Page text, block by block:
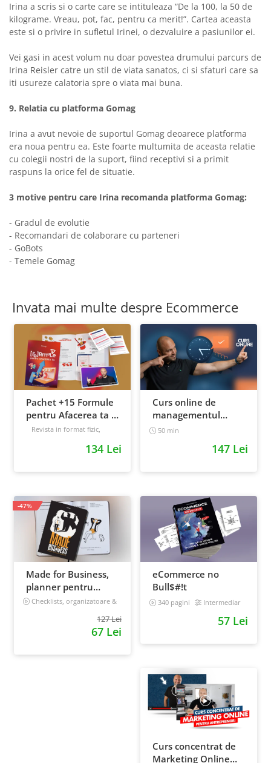
Irina a scris si o carte care se intituleaza “De la 100, la 50 de
kilograme. Vreau, pot, fac, pentru ca merit!”. Cartea aceasta
este si o privire in sufletul Irinei, o dezvaluire a pasiunilor ei.
Vei gasi in acest volum nu doar povestea drumului parcurs de
Irina Reisler catre un stil de viata sanatos, ci si sfaturi care sa
iti usureze calatoria spre o viata mai buna.
9. Relatia cu platforma Gomag
Irina a avut nevoie de suportul Gomag deoarece platforma
era noua pentru ea. Este foarte multumita de aceasta relatie
cu colegii nostri de la suport, fiind receptivi si a primit
raspuns la orice fel de situatie.
3 motive pentru care Irina recomanda platforma Gomag:
- Gradul de evolutie
- Recomandari de colaborare cu parteneri
- GoBots
- Temele Gomag
Invata mai multe despre Ecommerce
Pachet +15 Formule
pentru Afacerea ta +
Prompt-uri dedicate
Revista in format fizic,
134 Lei
Curs online de
managementul
timpului: cum sa
50 min
147 Lei
Made for Business,
planner pentru
afaceri & viata,
Checklists, organizatoare &
127 Lei
67 Lei
-47%
eCommerce no
Bull$#!t
340 pagini Intermediar
57 Lei
Curs concentrat de
Marketing Online